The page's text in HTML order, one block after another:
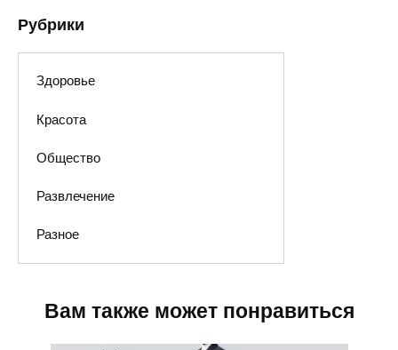
Рубрики
Здоровье
Красота
Общество
Развлечение
Разное
Вам также может понравиться